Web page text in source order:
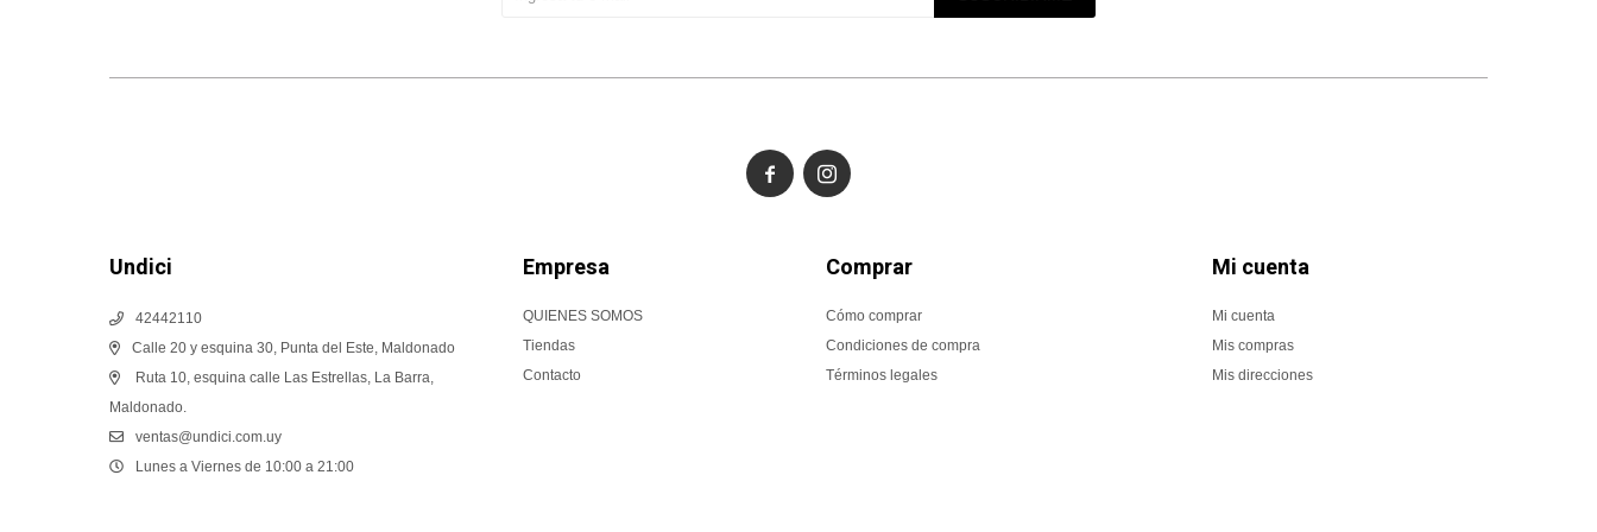
Undici
42442110
Calle 20 y esquina 30, Punta del Este, Maldonado
Ruta 10, esquina calle Las Estrellas, La Barra,
Maldonado.
ventas@undici.com.uy
Lunes a Viernes de 10:00 a 21:00
Empresa
QUIENES SOMOS
Tiendas
Contacto
Comprar
Cómo comprar
Condiciones de compra
Términos legales
Mi cuenta
Mi cuenta
Mis compras
Mis direcciones
 